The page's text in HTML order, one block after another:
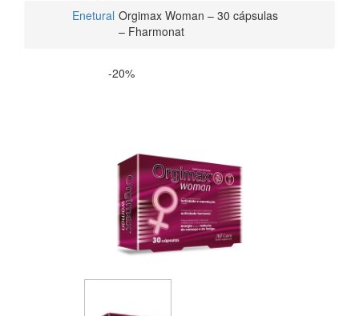
Enetural Orgimax Woman – 30 cápsulas
– Fharmonat
-20%